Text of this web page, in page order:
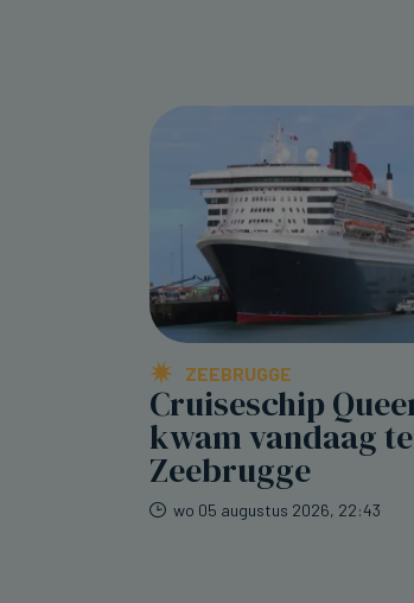
ZEEBRUGGE
Cruiseschip
kwam vandaag
Zeebrugge
wo 05 augustus 2026, 22:43